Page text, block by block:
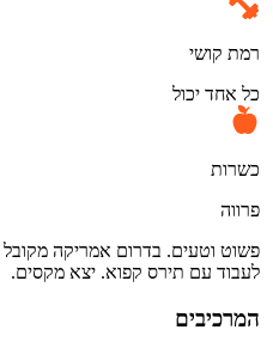
רמת קושי
כל אחד יכול
כשרות
פרווה
פשוט וטעים. בדרום אמריקה
לעבוד עם תירס קפוא. יצא מקסים.
המרכיבים